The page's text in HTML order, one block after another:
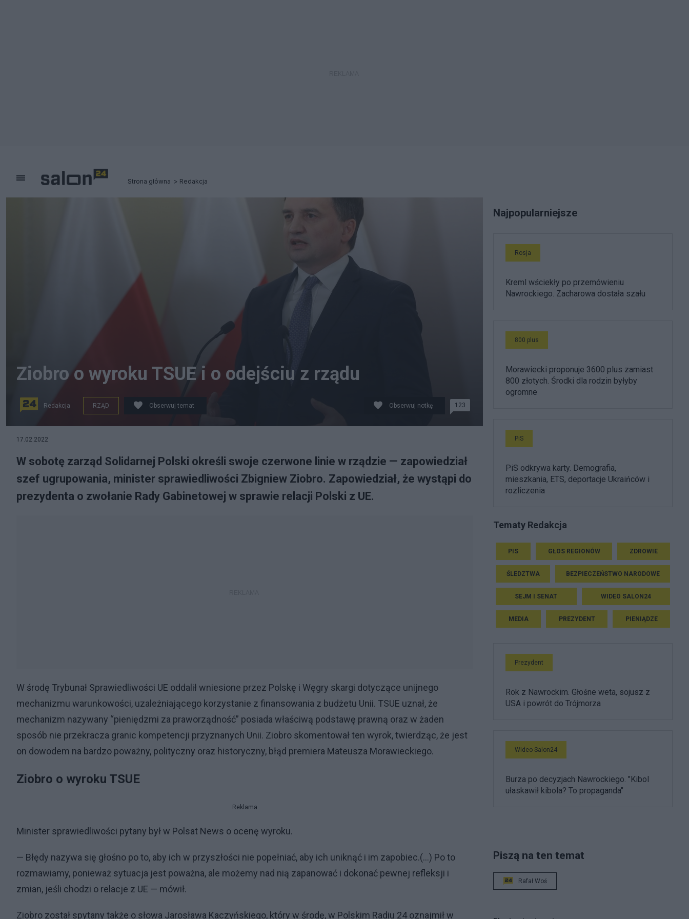
Strona główna Redakcja
Ziobro o wyroku TSUE i o odejściu z rządu
Redakcja RZĄD Obserwuj temat Obserwuj notkę 123
17.02.2022
W sobotę zarząd Solidarnej Polski określi swoje czerwone linie w rządzie — zapowiedział
szef ugrupowania, minister sprawiedliwości Zbigniew Ziobro. Zapowiedział, że wystąpi do
prezydenta o zwołanie Rady Gabinetowej w sprawie relacji Polski z UE.
W środę Trybunał Sprawiedliwości UE oddalił wniesione przez Polskę i Węgry skargi dotyczące unijnego
mechanizmu warunkowości, uzależniającego korzystanie z finansowania z budżetu Unii. TSUE uznał, że
mechanizm nazywany “pieniędzmi za praworządność” posiada właściwą podstawę prawną oraz w żaden
sposób nie przekracza granic kompetencji przyznanych Unii. Ziobro skomentował ten wyrok, twierdząc, że jest
on dowodem na bardzo poważny, polityczny oraz historyczny, błąd premiera Mateusza Morawieckiego.
Ziobro o wyroku TSUE
Reklama
Minister sprawiedliwości pytany był w Polsat News o ocenę wyroku.
— Błędy nazywa się głośno po to, aby ich w przyszłości nie popełniać, aby ich uniknąć i im zapobiec.(...) Po to
rozmawiamy, ponieważ sytuacja jest poważna, ale możemy nad nią zapanować i dokonać pewnej refleksji i
zmian, jeśli chodzi o relacje z UE — mówił.
Ziobro został spytany także o słowa Jarosława Kaczyńskiego, który w środę, w Polskim Radiu 24 oznajmił w
Najpopularniejsze
Rosja
Kreml wściekły po przemówieniu
Nawrockiego. Zacharowa dostała szału
800 plus
Morawiecki proponuje 3600 plus zamiast
800 złotych. Środki dla rodzin byłyby
ogromne
PiS
PiS odkrywa karty. Demografia,
mieszkania, ETS, deportacje Ukraińców i
rozliczenia
Tematy Redakcja
PIS GŁOS REGIONÓW ZDROWIE
ŚLEDZTWA BEZPIECZEŃSTWO NARODOWE
SEJM I SENAT WIDEO SALON24
MEDIA PREZYDENT PIENIĄDZE
Prezydent
Rok z Nawrockim. Głośne weta, sojusz z
USA i powrót do Trójmorza
Wideo Salon24
Burza po decyzjach Nawrockiego. "Kibol
ułaskawił kibola? To propaganda"
Piszą na ten temat
Rafał Woś